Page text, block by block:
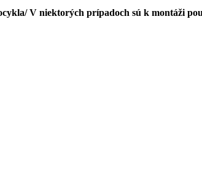
V niektorých prípadoch sú k montáži